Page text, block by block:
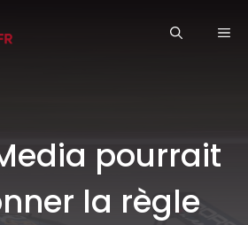
pourrait
la règle